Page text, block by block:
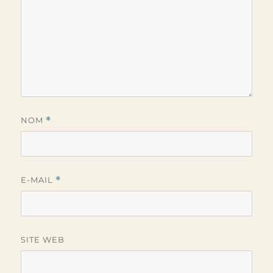
NOM *
E-MAIL *
SITE WEB